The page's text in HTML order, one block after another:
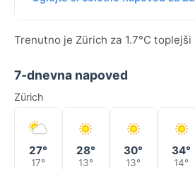
Trenutno je Zürich za 1.7°C
7-dnevna napoved
Zürich
27°
17°
28°
13°
30°
13°
34°
14°